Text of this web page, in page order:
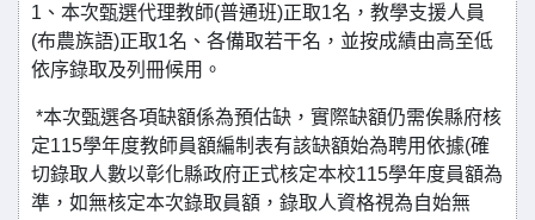
1、本次甄選代理教師(普通班)正取1名，教學支援人員
(布農族語)正取1名、各備取若干名，並按成績由高至低
依序錄取及列冊候用。
*本次甄選各項缺額係為預估缺，實際缺額仍需俟縣府核
定115學年度教師員額編制表有該缺額始為聘用依據(確
切錄取人數以彰化縣政府正式核定本校115學年度員額為
準，如無核定本次錄取員額，錄取人資格視為自始無